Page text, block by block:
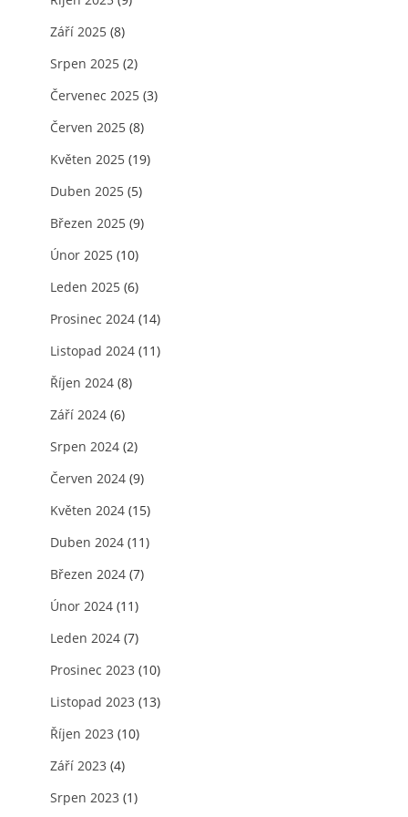
Září 2025 (8)
Srpen 2025 (2)
Červenec 2025 (3)
Červen 2025 (8)
Květen 2025 (19)
Duben 2025 (5)
Březen 2025 (9)
Únor 2025 (10)
Leden 2025 (6)
Prosinec 2024 (14)
Listopad 2024 (11)
Říjen 2024 (8)
Září 2024 (6)
Srpen 2024 (2)
Červen 2024 (9)
Květen 2024 (15)
Duben 2024 (11)
Březen 2024 (7)
Únor 2024 (11)
Leden 2024 (7)
Prosinec 2023 (10)
Listopad 2023 (13)
Říjen 2023 (10)
Září 2023 (4)
Srpen 2023 (1)